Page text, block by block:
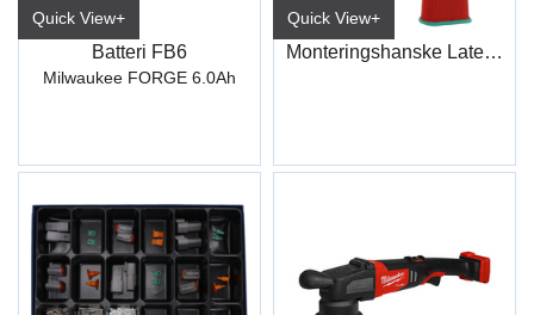
Quick View+
Batteri FB6
Milwaukee FORGE 6.0Ah
Quick View+
Monteringshanske Latex ECO